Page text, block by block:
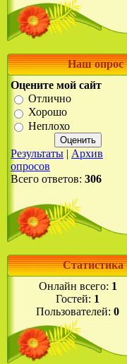
Наш опрос
Оцените мой сайт
Отлично
Хорошо
Неплохо
Результаты | Архив
опросов
Всего ответов: 306
Статистика
Онлайн всего: 1
Гостей: 1
Пользователей: 0